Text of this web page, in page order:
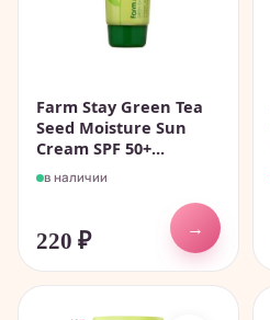
Farm Stay Green Tea
Seed Moisture Sun
Cream SPF 50+...
в наличии
220 ₽
→